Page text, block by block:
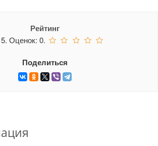
Рейтинг
5. Оценок:0.
Поделиться